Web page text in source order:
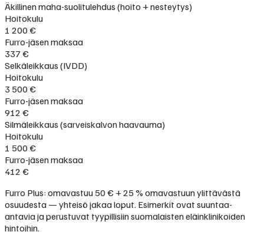
Äkillinen maha-suolitulehdus (hoito + nesteytys)
Hoitokulu
1 200 €
Furro-jäsen maksaa
337 €
Selkäleikkaus (IVDD)
Hoitokulu
3 500 €
Furro-jäsen maksaa
912 €
Silmäleikkaus (sarveiskalvon haavauma)
Hoitokulu
1 500 €
Furro-jäsen maksaa
412 €
Furro Plus: omavastuu 50 € + 25 % omavastuun ylittävästä
osuudesta — yhteisö jakaa loput. Esimerkit ovat suuntaa-
antavia ja perustuvat tyypillisiin suomalaisten eläinklinikoiden
hintoihin.